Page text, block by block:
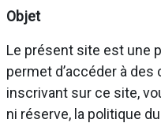
Objet
Le présent site est une
permet d’accéder à des
inscrivant sur ce site,
ni réserve, la politique